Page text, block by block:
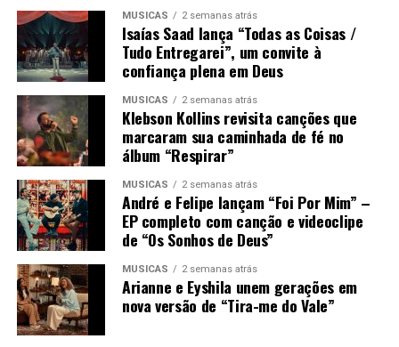
MÚSICAS 2 semanas atrás
Isaías Saad lança “Todas as Coisas /
Tudo Entregarei”, um convite à
confiança plena em Deus
MÚSICAS 2 semanas atrás
Klebson Kollins revisita canções que
marcaram sua caminhada de fé no
álbum “Respirar”
MÚSICAS 2 semanas atrás
André e Felipe lançam “Foi Por Mim” –
EP completo com canção e videoclipe
de “Os Sonhos de Deus”
MÚSICAS 2 semanas atrás
Arianne e Eyshila unem gerações em
nova versão de “Tira-me do Vale”